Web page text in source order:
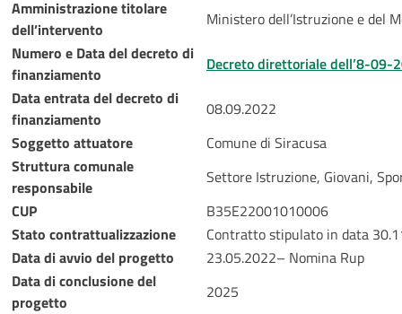
Amministrazione titolare
dell’intervento
Ministero dell’Istruzione e del
Numero e Data del decreto di
finanziamento
Decreto direttoriale dell’8-09-
Data entrata del decreto di
finanziamento
08.09.2022
Soggetto attuatore
Comune di Siracusa
Struttura comunale
responsabile
Settore Istruzione, Giovani,
CUP
B35E22001010006
Stato contrattualizzazione
Contratto stipulato in data
Data di avvio del progetto
23.05.2022– Nomina Rup
Data di conclusione del
progetto
2025